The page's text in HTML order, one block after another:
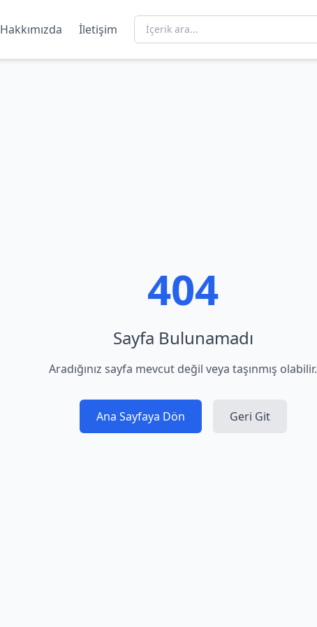
Hakkımızda İletişim
404
Sayfa Bulunamadı
Aradığınız sayfa mevcut değil veya taşınmış olabilir.
Ana Sayfaya Dön Geri Git